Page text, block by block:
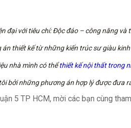
với tiêu chí: Độc đáo – công năng
thiết kế từ những kiến trúc sư giàu
nhà mình có thểthiết kế nội thất trong
bởi những phương án hợp lý được đưa
5 TP HCM, mời các bạn cùng